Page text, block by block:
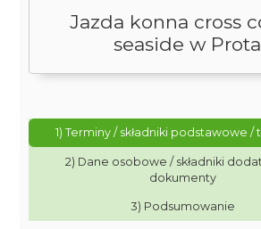
Jazda konna cross
seaside w
1) Terminy / składniki podstawowe /
2) Dane osobowe / składniki
dokumenty
3) Podsumowanie